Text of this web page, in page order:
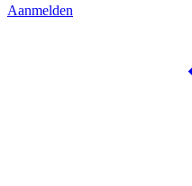
Aanmelden